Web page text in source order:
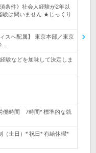
条件》社会人経験が2年以
験は問いません ★じっくり
スへ配属】 東京本部／東京
…
験などを加味して決定しま
働時間 7時間* 標準的な就
（土日）* 祝日* 有給休暇*